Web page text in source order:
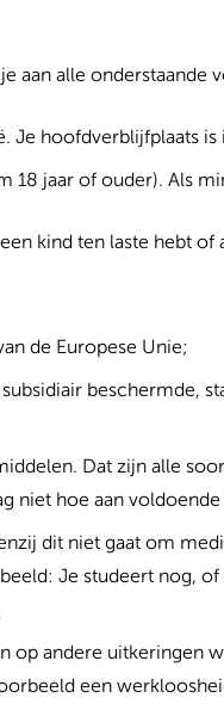
aan alle onderstaande
Je hoofdverblijfplaats is
18 jaar of ouder). Als
kind ten laste hebt of
de Europese Unie;
beschermde,
Dat zijn alle
niet hoe aan
dit niet gaat om
Je studeert nog,
op andere uitkeringen
een